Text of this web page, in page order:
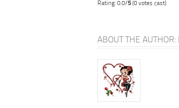
Rating: 0.0/5(0 votes cast)
ABOUT THE AUTHOR: